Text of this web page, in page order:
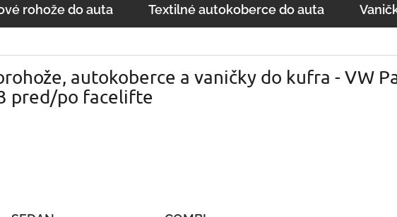
rohože do auta Textilné autokoberce do auta
autokoberce a vaničky do kufra - VW
pred/po facelifte